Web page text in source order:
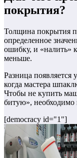
покрытия?
Толщина покрытия
определенное
ошибку, и «налить»
меньше.
Разница появляется
когда мастера
Чтобы не купить
битую», необходимо
[democracy id="1"]